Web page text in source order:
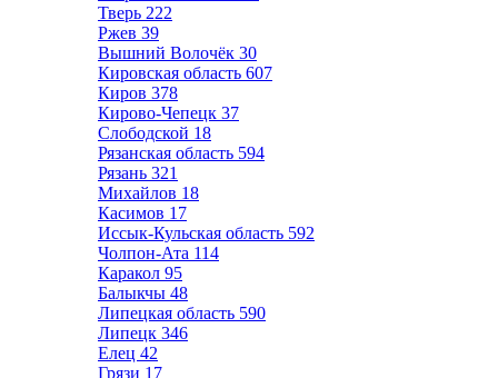
Тверь 222
Ржев 39
Вышний Волочёк 30
Кировская область 607
Киров 378
Кирово-Чепецк 37
Слободской 18
Рязанская область 594
Рязань 321
Михайлов 18
Касимов 17
Иссык-Кульская область 592
Чолпон-Ата 114
Каракол 95
Балыкчы 48
Липецкая область 590
Липецк 346
Елец 42
Грязи 17